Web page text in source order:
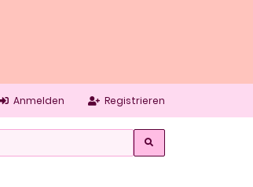
Registrieren
Anmelden